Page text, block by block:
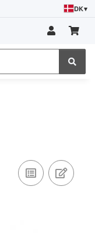
DK▾